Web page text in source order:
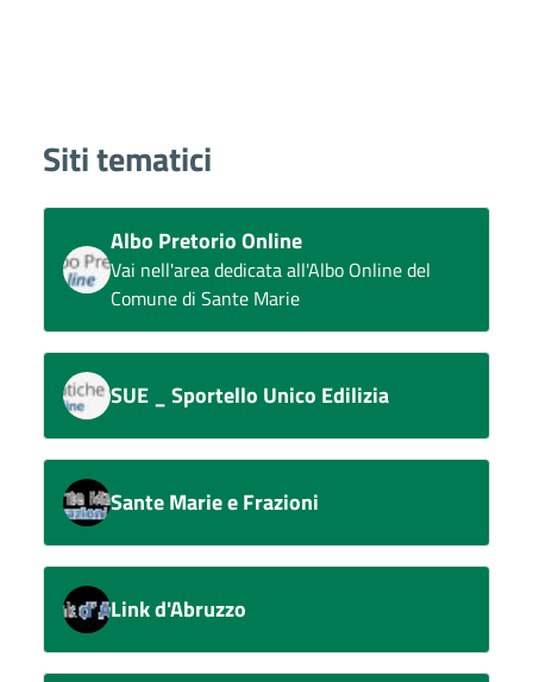
Siti tematici
Albo Pretorio Online
Vai nell'area dedicata all'Albo Online del
Comune di Sante Marie
SUE _ Sportello Unico Edilizia
Sante Marie e Frazioni
Link d'Abruzzo